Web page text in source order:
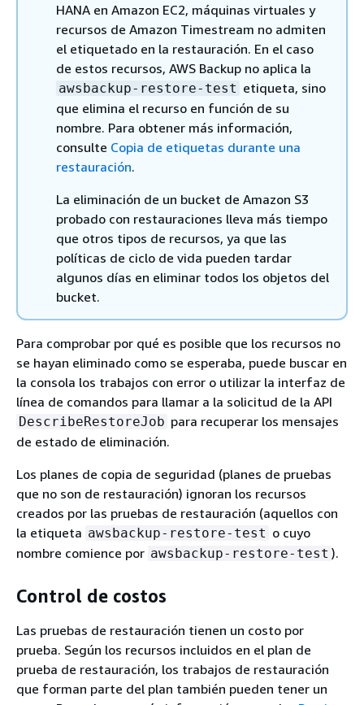
HANA en Amazon EC2, máquinas virtuales y
recursos de Amazon Timestream no admiten
el etiquetado en la restauración. En el caso
de estos recursos, AWS Backup no aplica la
awsbackup-restore-test etiqueta, sino
que elimina el recurso en función de su
nombre. Para obtener más información,
consulte Copia de etiquetas durante una
restauración.
La eliminación de un bucket de Amazon S3
probado con restauraciones lleva más tiempo
que otros tipos de recursos, ya que las
políticas de ciclo de vida pueden tardar
algunos días en eliminar todos los objetos del
bucket.
Para comprobar por qué es posible que los recursos no
se hayan eliminado como se esperaba, puede buscar en
la consola los trabajos con error o utilizar la interfaz de
línea de comandos para llamar a la solicitud de la API
DescribeRestoreJob para recuperar los mensajes
de estado de eliminación.
Los planes de copia de seguridad (planes de pruebas
que no son de restauración) ignoran los recursos
creados por las pruebas de restauración (aquellos con
la etiqueta awsbackup-restore-test o cuyo
nombre comience por awsbackup-restore-test ).
Control de costos
Las pruebas de restauración tienen un costo por
prueba. Según los recursos incluidos en el plan de
prueba de restauración, los trabajos de restauración
que forman parte del plan también pueden tener un